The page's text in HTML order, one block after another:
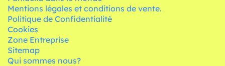
Mentions légales et conditions de vente.
Politique de Confidentialité
Cookies
Zone Entreprise
Sitemap
Qui sommes nous?